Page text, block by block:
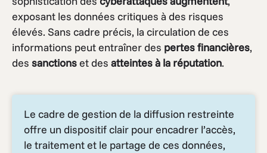
exposant les données critiques à des risques
élevés. Sans cadre précis, la circulation de ces
informations peut entraîner des pertes financières,
des sanctionset des atteintes à la réputation.
Le cadre de gestion de la diffusion restreinte
offre un dispositif clair pour encadrer l’accès,
le traitement et le partage de ces données,